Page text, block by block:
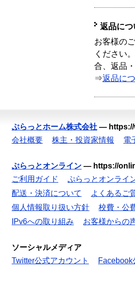
返品につ
お客様の
ください
合、返品
⇒返品に
ぷらっとホーム株式会社 —
会社概要
株主・投資家情報 電
ぷらっとオンライン — https://
ご利用ガイド
ぷらっとオンライ
配送・決済について
よくあるご
個人情報取り扱い方針
校費・公
IPv6への取り組み
お客様からの
ソーシャルメディア
Twitter公式アカウント
Facebook